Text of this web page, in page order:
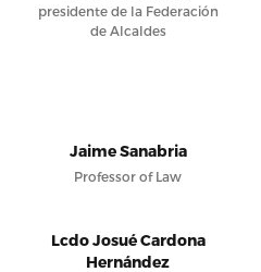
presidente de la Federación
de Alcaldes
Jaime Sanabria
Professor of Law
Lcdo Josué Cardona
Hernández